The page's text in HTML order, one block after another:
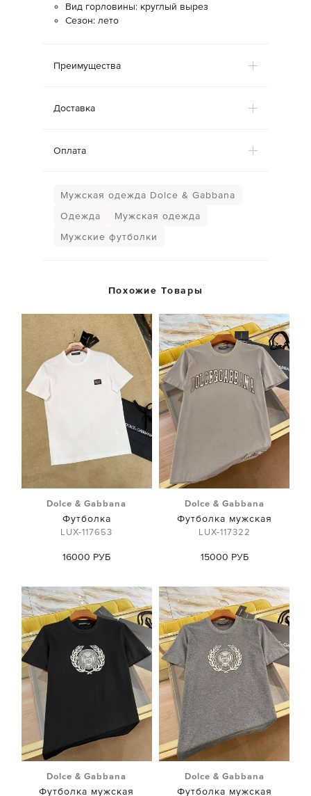
Вид горловины: круглый вырез
Сезон: лето
Преимущества
Доставка
Оплата
Мужская одежда Dolce & Gabbana
Одежда
Мужская одежда
Мужские футболки
Похожие Товары
Dolce & Gabbana
Футболка
LUX-117653
16000 РУБ
Dolce & Gabbana
Футболка мужская
LUX-117322
15000 РУБ
Dolce & Gabbana
Футболка мужская
Dolce & Gabbana
Футболка мужская